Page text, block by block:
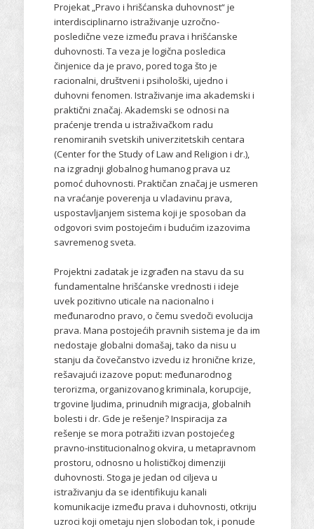
Projekat „Pravo i hrišćanska duhovnost“ je
interdisciplinarno istraživanje uzročno-
posledične veze između prava i hrišćanske
duhovnosti. Ta veza je logična posledica
činjenice da je pravo, pored toga što je
racionalni, društveni i psihološki, ujedno i
duhovni fenomen. Istraživanje ima akademski i
praktični značaj. Akademski se odnosi na
praćenje trenda u istraživačkom radu
renomiranih svetskih univerzitetskih centara
(Center for the Study of Law and Religion i dr.),
na izgradnji globalnog humanog prava uz
pomoć duhovnosti. Praktičan značaj je usmeren
na vraćanje poverenja u vladavinu prava,
uspostavljanjem sistema koji je sposoban da
odgovori svim postojećim i budućim izazovima
savremenog sveta.
Projektni zadatak je izgrađen na stavu da su
fundamentalne hrišćanske vrednosti i ideje
uvek pozitivno uticale na nacionalno i
međunarodno pravo, o čemu svedoči evolucija
prava. Mana postojećih pravnih sistema je da im
nedostaje globalni domašaj, tako da nisu u
stanju da čovečanstvo izvedu iz hronične krize,
rešavajući izazove poput: međunarodnog
terorizma, organizovanog kriminala, korupcije,
trgovine ljudima, prinudnih migracija, globalnih
bolesti i dr. Gde je rešenje? Inspiracija za
rešenje se mora potražiti izvan postojećeg
pravno-institucionalnog okvira, u metapravnom
prostoru, odnosno u holističkoj dimenziji
duhovnosti. Stoga je jedan od ciljeva u
istraživanju da se identifikuju kanali
komunikacije između prava i duhovnosti, otkriju
uzroci koji ometaju njen slobodan tok, i ponude